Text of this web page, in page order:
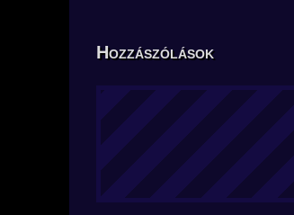
Hozzászólások